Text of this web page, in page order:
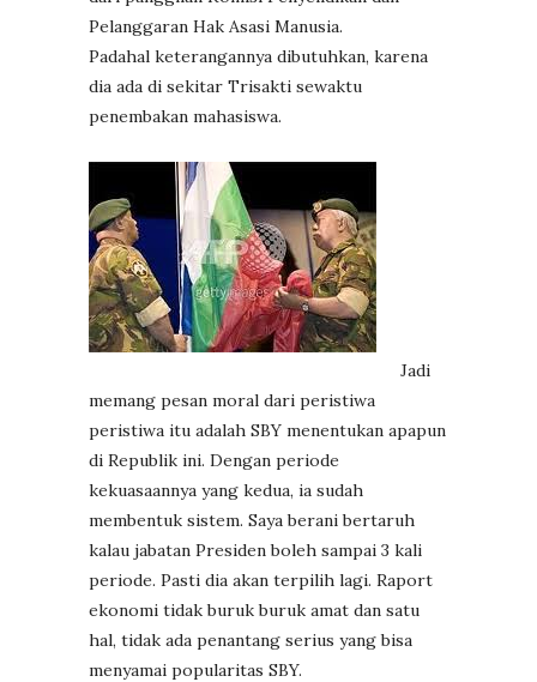
Pelanggaran Hak Asasi Manusia.
Padahal keterangannya dibutuhkan, karena
dia ada di sekitar Trisakti sewaktu
penembakan mahasiswa.
Jadi
memang pesan moral dari peristiwa
peristiwa itu adalah SBY menentukan apapun
di Republik ini. Dengan periode
kekuasaannya yang kedua, ia sudah
membentuk sistem. Saya berani bertaruh
kalau jabatan Presiden boleh sampai 3 kali
periode. Pasti dia akan terpilih lagi. Raport
ekonomi tidak buruk buruk amat dan satu
hal, tidak ada penantang serius yang bisa
menyamai popularitas SBY.